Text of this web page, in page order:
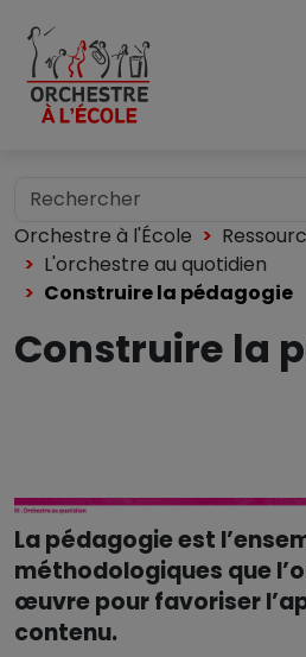
Orchestre à l'École
L'orchestre au quotidien
Construire la pédagogie
Construire la
La pédagogie est
méthodologiques que
œuvre pour favoriser
contenu.